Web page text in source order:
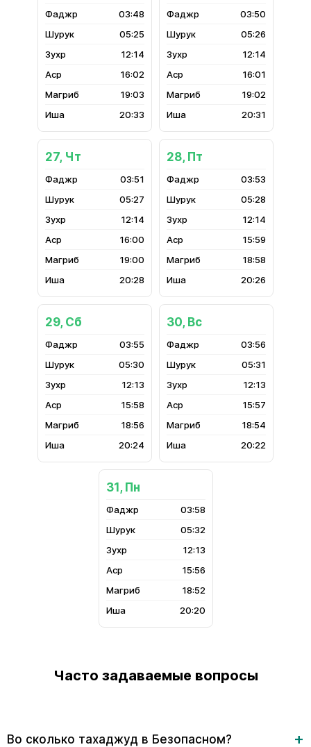
03:48
05:25
12:14
16:02
19:03
20:33
03:50
05:26
12:14
16:01
19:02
20:31
27, Чт
03:51
05:27
12:14
16:00
19:00
20:28
28, Пт
03:53
05:28
12:14
15:59
18:58
20:26
29, Сб
03:55
05:30
12:13
15:58
18:56
20:24
30, Вс
03:56
05:31
12:13
15:57
18:54
20:22
31, Пн
03:58
05:32
12:13
15:56
18:52
20:20
Часто задаваемые вопросы
Во сколько тахаджуд в Безопасном?